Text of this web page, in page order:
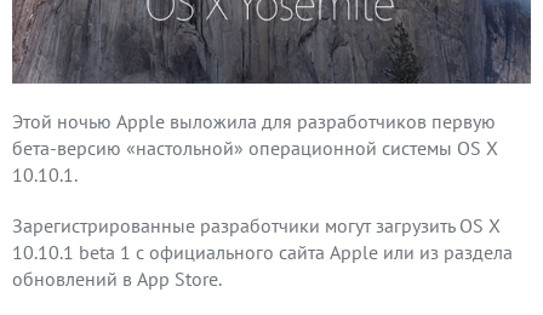
Этой ночью Apple выложила для разработчиков первую
бета-версию «настольной» операционной системы OS X
10.10.1.
Зарегистрированные разработчики могут загрузить OS X
10.10.1 beta 1 с официального сайта Apple или из раздела
обновлений в App Store.